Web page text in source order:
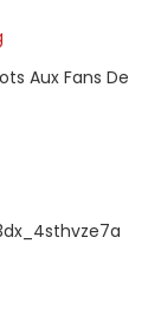
Aux Fans De